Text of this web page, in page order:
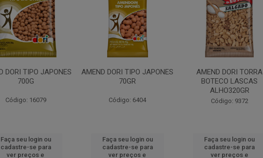
DORI TIPO JAPONES
700G
Código: 16079
Faça seu login ou
cadastre-se para
ver preços e
AMEND DORI TIPO JAPONES
70GR
Código: 6404
Faça seu login ou
cadastre-se para
ver preços e
AMEND DORI TORRA
BOTECO LASCAS
ALHO320GR
Código: 9372
Faça seu login ou
cadastre-se para
ver preços e